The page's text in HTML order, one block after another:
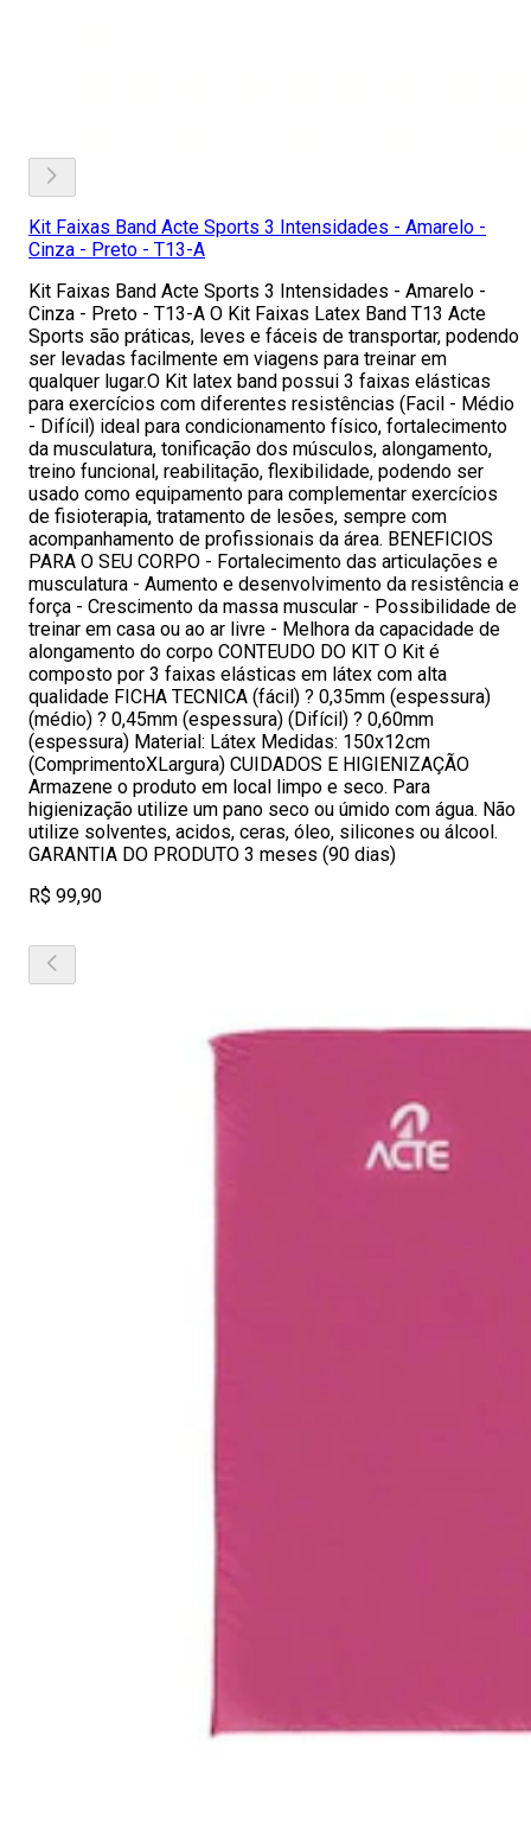
Kit Faixas Band Acte Sports 3 Intensidades - Amarelo -
Cinza - Preto - T13-A
Kit Faixas Band Acte Sports 3 Intensidades - Amarelo -
Cinza - Preto - T13-A O Kit Faixas Latex Band T13 Acte
Sports são práticas, leves e fáceis de transportar, podendo
ser levadas facilmente em viagens para treinar em
qualquer lugar.O Kit latex band possui 3 faixas elásticas
para exercícios com diferentes resistências (Facil - Médio
- Difícil) ideal para condicionamento físico, fortalecimento
da musculatura, tonificação dos músculos, alongamento,
treino funcional, reabilitação, flexibilidade, podendo ser
usado como equipamento para complementar exercícios
de fisioterapia, tratamento de lesões, sempre com
acompanhamento de profissionais da área. BENEFICIOS
PARA O SEU CORPO - Fortalecimento das articulações e
musculatura - Aumento e desenvolvimento da resistência e
força - Crescimento da massa muscular - Possibilidade de
treinar em casa ou ao ar livre - Melhora da capacidade de
alongamento do corpo CONTEUDO DO KIT O Kit é
composto por 3 faixas elásticas em látex com alta
qualidade FICHA TECNICA (fácil) ? 0,35mm (espessura)
(médio) ? 0,45mm (espessura) (Difícil) ? 0,60mm
(espessura) Material: Látex Medidas: 150x12cm
(ComprimentoXLargura) CUIDADOS E HIGIENIZAÇÃO
Armazene o produto em local limpo e seco. Para
higienização utilize um pano seco ou úmido com água. Não
utilize solventes, acidos, ceras, óleo, silicones ou álcool.
GARANTIA DO PRODUTO 3 meses (90 dias)
R$ 99,90